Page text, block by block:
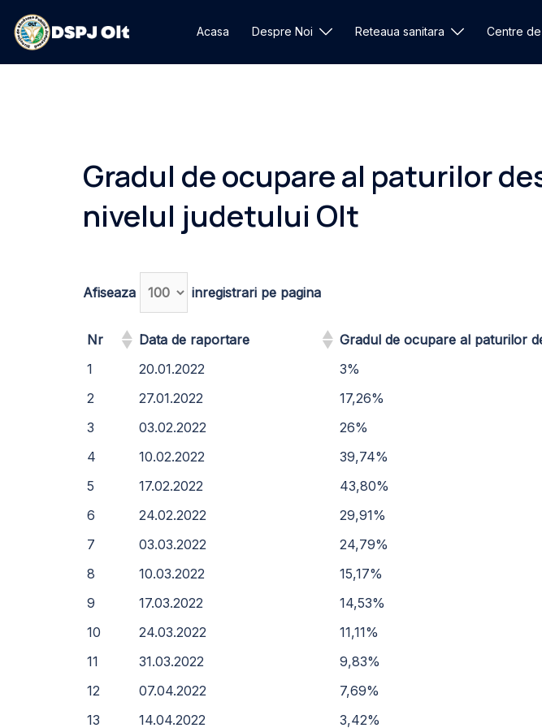
conținut
Acasa Despre Noi Reteaua sanitara Centre
Gradul de ocupare al paturilor
nivelul judetului Olt
Afiseaza inregistrari pe pagina
Nr Data de raportare
Gradul de ocupare al paturilor
1
20.01.2022
3%
2
27.01.2022
17,26%
3
03.02.2022
26%
4
10.02.2022
39,74%
5
17.02.2022
43,80%
6
24.02.2022
29,91%
7
03.03.2022
24,79%
8
10.03.2022
15,17%
9
17.03.2022
14,53%
10
24.03.2022
11,11%
11
31.03.2022
9,83%
12
07.04.2022
7,69%
13
14.04.2022
3,42%